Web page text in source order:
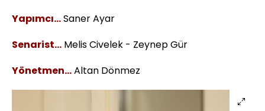
Yapımcı…Saner Ayar
Senarist… Melis Civelek - Zeynep Gür
Yönetmen…Altan Dönmez